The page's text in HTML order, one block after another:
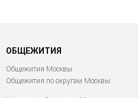
ОБЩЕЖИТИЯ
Общежития Москвы
Общежития по округам Москвы